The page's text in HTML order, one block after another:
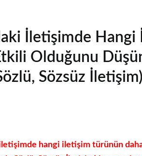
İletişimde Hangi
Olduğunu
Sözsüz İletişim)
iletişimde hangi iletişim türünün